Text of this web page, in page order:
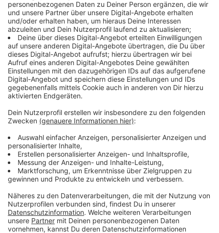
(© Foto: Matthias Klugsberger)
Gewinne am Freitag, 07.08.2026,
beim „Echt jetzt? Das Life Radio Quiz“:
1x2 Eintrittskarten in die Eurotherme Bad
Schallerbach
1x2 Eintrittskarten in das Spa Resort
Geinberg.
Teilnahmebedingungen
Teilnahmeberechtigt sind alle Personen ab
dem vollendeten 16. Lebensjahr.
Mitarbeiter von Life Radio, OÖ Tourismus und